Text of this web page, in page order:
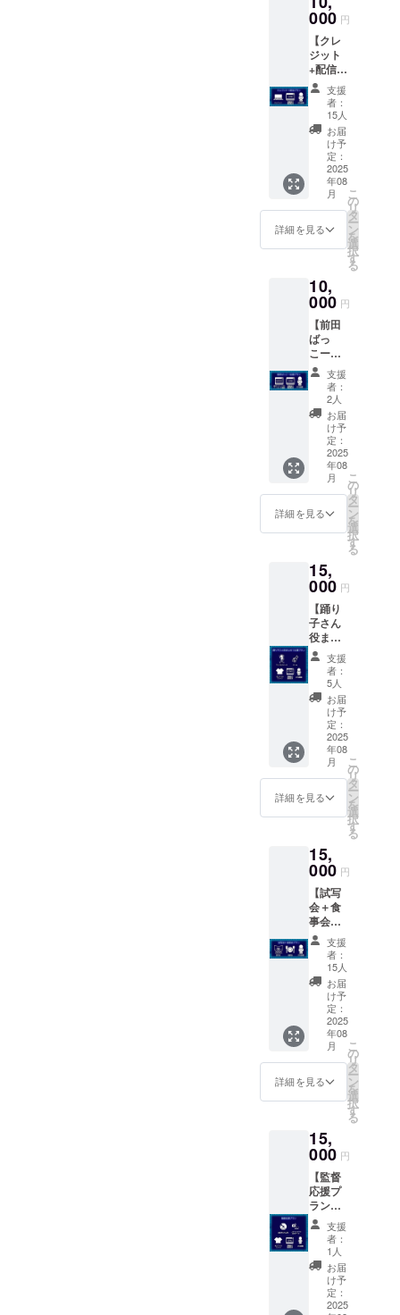
月程
度・ダ
ウン
ロード
不可）
・完成
してい
る「は
なまる
劇場の
いちば
ん長い
日」短
編版の
配信
（期間
から視
聴可
能〜今
年11月
末日ま
で・ダ
ウン
ロード
不可）
・お礼
動画DL
配信
（期間
限定1
年、ダ
ウン
ロード
000 円
【クレ
ジット
+配信プ
ラン】
・エン
ドクレ
ジット
に「ク
ラウド
ファン
ディン
グサ
ポー
ター」
として
クレ
（支援
時に必
ず備考
欄にご
希望の
お名前
をご記
入くだ
さい。
記入が
ない場
合は
CAMPF
IREにて
使用さ
れてい
るハン
させて
頂きま
すので
ご了承
くださ
い。ま
た、あ
まりに
長いお
名前、
特定の
人物を
比喩す
るお名
前や公
序良俗
に反す
断りす
る事が
ござい
ます、
ご注意
くださ
い、ま
たロゴ
等は掲
載でき
ませ
ん）※短
編版の
前回ク
レジッ
ります
ので、
ンを選
んだ方
は別の
プラン
をお勧
めいた
しま
す。 ・
来年完
成予定
の「は
なまる
支援
者：
15人
お届
け予
定：
2025
年08
月
詳細を見る
こ
の
リ
タ
ー
ン
を
選
択
す
る
10,
000 円
【前田
ばっ
こー応
援プラ
ン】 ・
劇中の
アドリ
ブネタ
シーン
のノー
カット
動画配
信（期
間限定
1ヶ月程
度・ダ
ロード
不可）
・来年
完成予
定の
「はな
まる劇
場のい
ちばん
長い
日」長
編版の
配信
（期間
限定1ヶ
月程
度・ダ
・お礼
動画DL
配信
（期間
限定1
年、ダ
ウン
ロード
可）
支援
者：
2人
お届
け予
定：
2025
年08
月
詳細を見る
こ
の
リ
タ
ー
ン
を
選
択
す
る
15,
000 円
【踊り
子さん
役まと
めて応
援プラ
ン】 ・
次の踊
り子さ
ん役の
アクリ
ルスタ
ンド1点
（初咲
里奈、
倖田李
梨、範
紗々、
長谷川
千紗、
範田
紗々と
石田夏
希、倒
れてい
る山村
茜、運
ばれる
山村茜
（前田
ばっ
こー・
倖田李
梨・範
す）、
寝てい
る小林
麻祐
子 計8
種から
選べ
る） ・
撮影時
のチェ
（キャ
スト・
支援
者：
5人
お届
け予
定：
2025
年08
月
詳細を見る
こ
の
リ
タ
ー
ン
を
選
択
す
る
15,
000 円
【試写
会＋食
事会プ
ラン】
・先行
試写会
と食事
会参加
（日時
予定：
2025年
8月の土
日
2,3,9,10
,16,17,2
3,24,30,
いずれ
か予
定・東
京都
内）
（飲食
費を含
みま
す・交
通費は
ご負担
くださ
い）メ
支援
者：
15人
お届
け予
定：
2025
年08
月
詳細を見る
こ
の
リ
タ
ー
ン
を
選
択
す
る
15,
000 円
【監督
応援プ
ラン】
・越坂
監督・
プロ
デュー
スの過
去作
DVD2枚
支援
者：
1人
お届
け予
定：
2025